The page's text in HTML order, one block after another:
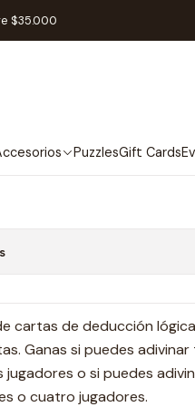
PuzzlesGift Cards
$35.000
Español
to Cart
cartas de deducción
Ganas si puedes
o si puedes
o cuatro jugadores.